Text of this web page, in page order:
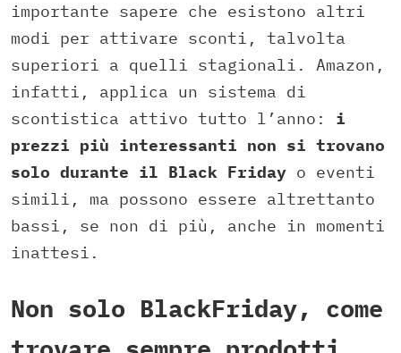
importante sapere che esistono altri
modi per attivare sconti, talvolta
superiori a quelli stagionali. Amazon,
infatti, applica un sistema di
scontistica attivo tutto l’anno: i
prezzi più interessanti non si trovano
solo durante il Black Friday o eventi
simili, ma possono essere altrettanto
bassi, se non di più, anche in momenti
inattesi.
Non solo BlackFriday, come